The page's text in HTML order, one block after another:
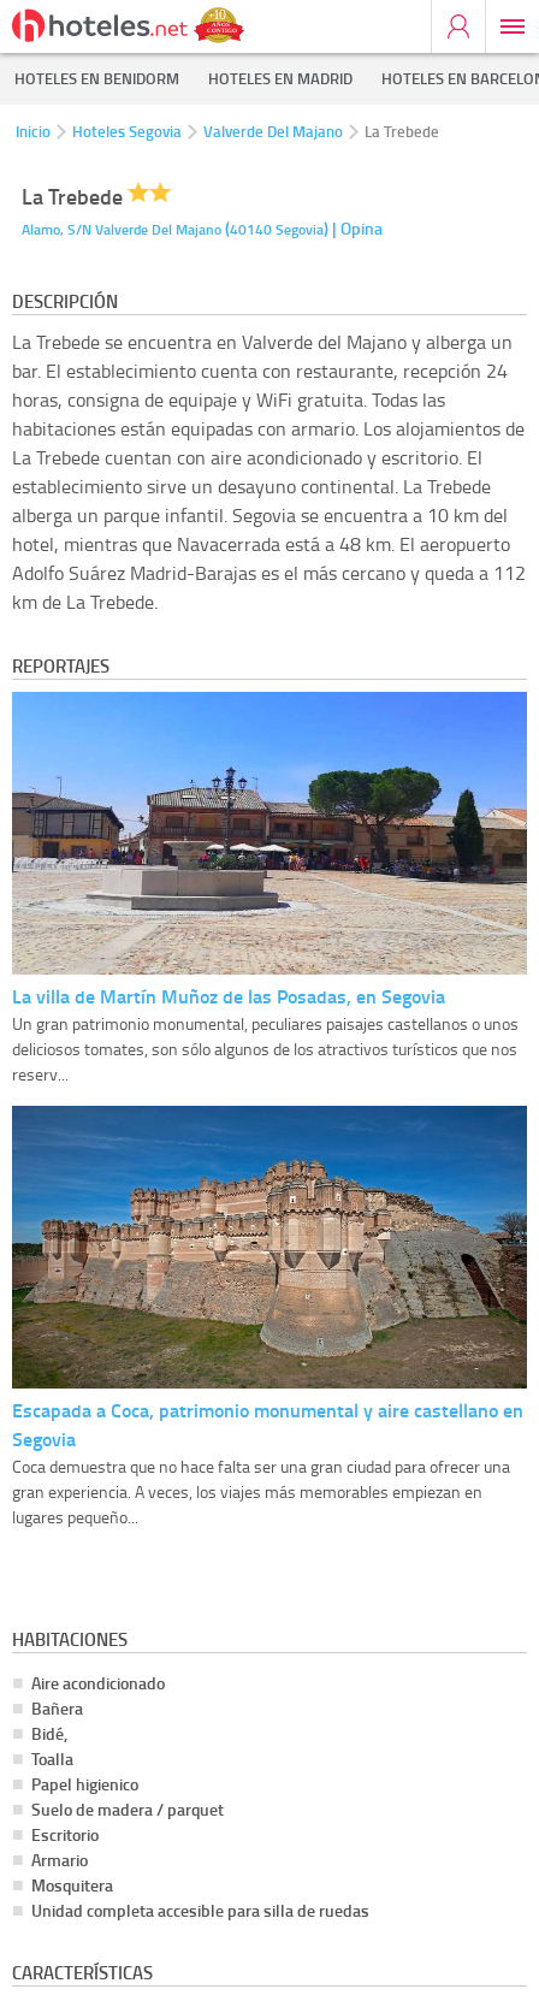
HOTELES EN BENIDORM HOTELES EN MADRID HOTELES EN
Inicio Hoteles Segovia Valverde Del Majano La Trebede
La Trebede
Alamo, S/NValverde Del Majano(40140Segovia) | Opina
DESCRIPCIÓN
La Trebede se encuentra en Valverde del Majano y alberga un
bar. El establecimiento cuenta con restaurante, recepción 24
horas, consigna de equipaje y WiFi gratuita. Todas las
habitaciones están equipadas con armario. Los alojamientos de
La Trebede cuentan con aire acondicionado y escritorio. El
establecimiento sirve un desayuno continental. La Trebede
alberga un parque infantil. Segovia se encuentra a 10 km del
hotel, mientras que Navacerrada está a 48 km. El aeropuerto
Adolfo Suárez Madrid-Barajas es el más cercano y queda a 112
km de La Trebede.
REPORTAJES
La villa de Martín Muñoz de las Posadas, en Segovia
Un gran patrimonio monumental, peculiares paisajes castellanos o unos
deliciosos tomates, son sólo algunos de los atractivos turísticos que nos
reserv...
Escapada a Coca, patrimonio monumental y aire castellano en
Segovia
Coca demuestra que no hace falta ser una gran ciudad para ofrecer una
gran experiencia. A veces, los viajes más memorables empiezan en
lugares pequeño...
HABITACIONES
Aire acondicionado
Bañera
Bidé,
Toalla
Papel higienico
Suelo de madera / parquet
Escritorio
Armario
Mosquitera
Unidad completa accesible para silla de ruedas
CARACTERÍSTICAS